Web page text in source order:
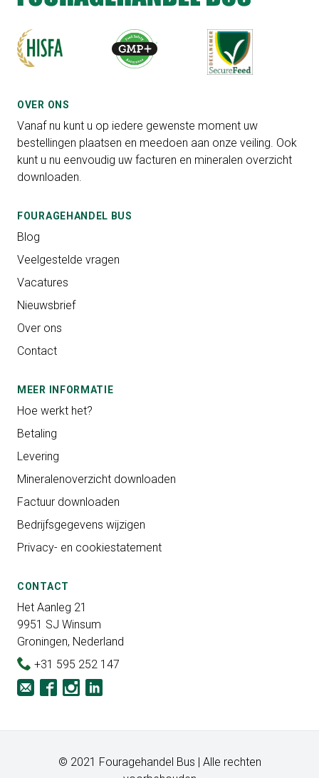
OVER ONS
Vanaf nu kunt u op iedere gewenste moment uw
bestellingen plaatsen en meedoen aan onze veiling. Ook
kunt u nu eenvoudig uw facturen en mineralen overzicht
downloaden.
FOURAGEHANDEL BUS
Blog
Veelgestelde vragen
Vacatures
Nieuwsbrief
Over ons
Contact
MEER INFORMATIE
Hoe werkt het?
Betaling
Levering
Mineralenoverzicht downloaden
Factuur downloaden
Bedrijfsgegevens wijzigen
Privacy- en cookiestatement
CONTACT
Het Aanleg 21
9951 SJ Winsum
Groningen, Nederland
+31 595 252 147
© 2021 Fouragehandel Bus | Alle rechten